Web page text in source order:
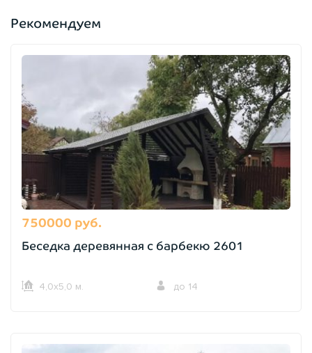
Рекомендуем
750000 руб.
Беседка деревянная с барбекю 2601
4,0х5,0 м. до 14